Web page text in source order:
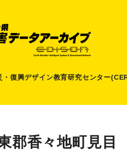
・ 復興デザイン教育研究センター
郡香々地町見目